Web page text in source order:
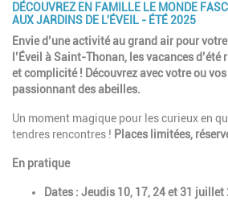
DÉCOUVREZ EN FAMILLE LE MONDE
AUX JARDINS DE L'ÉVEIL - ÉTÉ 2025
Envie d’une activité au grand air pour
l’Éveil à Saint-Thonan, les vacances
et complicité ! Découvrez avec votre ou
passionnant des abeilles.
Un moment magique pour les curieux en
tendres rencontres ! Places limitées,
En pratique
Dates : Jeudis 10, 17, 24 et 31